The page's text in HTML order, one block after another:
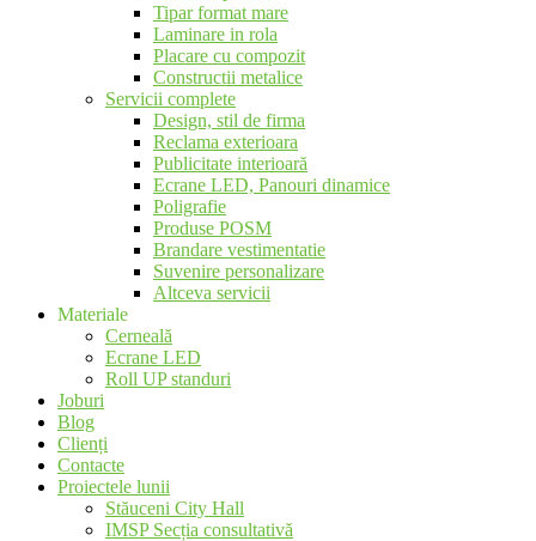
Tipar format mare
Laminare in rola
Placare cu compozit
Constructii metalice
Servicii complete
Design, stil de firma
Reclama exterioara
Publicitate interioară
Ecrane LED, Panouri dinamice
Poligrafie
Produse POSM
Brandare vestimentatie
Suvenire personalizare
Altceva servicii
Materiale
Cerneală
Ecrane LED
Roll UP standuri
Joburi
Blog
Clienți
Contacte
Proiectele lunii
Stăuceni City Hall
IMSP Secția consultativă